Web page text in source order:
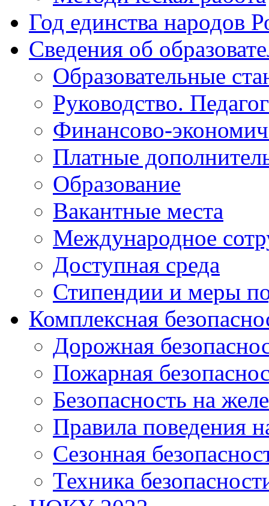
Год единства народов
Сведения об
Образовательные
Руководство.
Финансово-
Платные
Образование
Вакантные места
Международное
Доступная среда
Стипендии и меры
Комплексная
Дорожная
Пожарная
Безопасность на
Правила поведения
Сезонная
Техника